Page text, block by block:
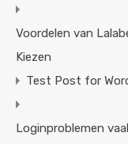
Voordelen van
Kiezen
Test Post for
Loginproblemen